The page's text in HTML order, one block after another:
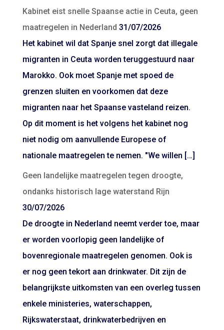
Kabinet eist snelle Spaanse actie in Ceuta, geen
maatregelen in Nederland 31/07/2026
Het kabinet wil dat Spanje snel zorgt dat illegale
migranten in Ceuta worden teruggestuurd naar
Marokko. Ook moet Spanje met spoed de
grenzen sluiten en voorkomen dat deze
migranten naar het Spaanse vasteland reizen.
Op dit moment is het volgens het kabinet nog
niet nodig om aanvullende Europese of
nationale maatregelen te nemen. "We willen […]
Geen landelijke maatregelen tegen droogte,
ondanks historisch lage waterstand Rijn
30/07/2026
De droogte in Nederland neemt verder toe, maar
er worden voorlopig geen landelijke of
bovenregionale maatregelen genomen. Ook is
er nog geen tekort aan drinkwater. Dit zijn de
belangrijkste uitkomsten van een overleg tussen
enkele ministeries, waterschappen,
Rijkswaterstaat, drinkwaterbedrijven en